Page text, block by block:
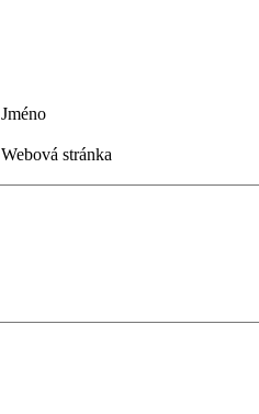
Jméno
Webová stránka